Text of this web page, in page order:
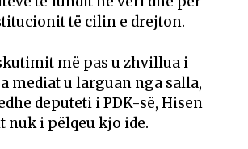
të cilin e drejton.
më pas u zhvillua i
mediat u larguan nga salla,
deputeti i PDK-së, Hisen
nuk i pëlqeu kjo ide.